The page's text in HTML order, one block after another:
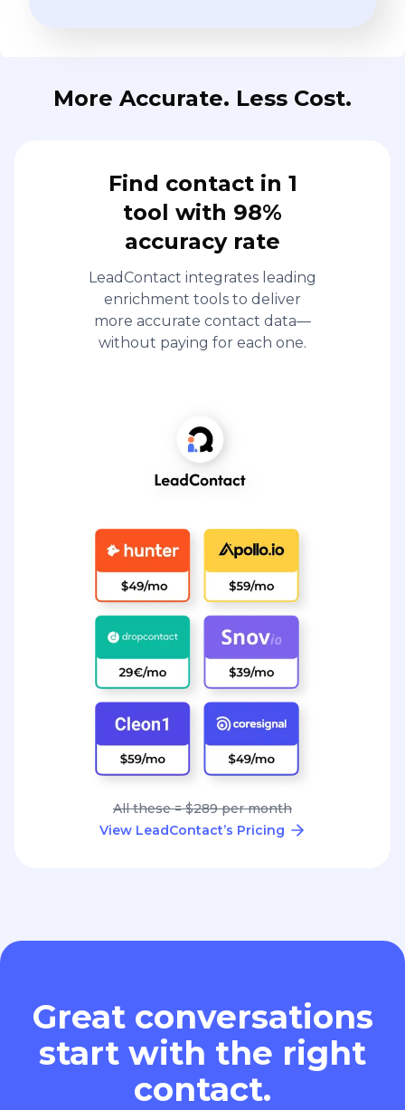
More Accurate. Less Cost.
Find contact in 1
tool with 98%
accuracy rate
LeadContact integrates leading
enrichment tools to deliver
more accurate contact data—
without paying for each one.
All these = $289 per month
View LeadContact’s Pricing
Great conversations
start with the right
contact.